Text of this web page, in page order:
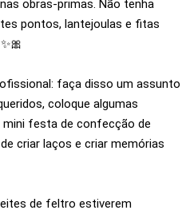
obras-primas. Não tenha
pontos, lantejoulas e fitas
faça disso um assunto
coloque algumas
festa de confecção de
criar laços e criar memórias
de feltro estiverem